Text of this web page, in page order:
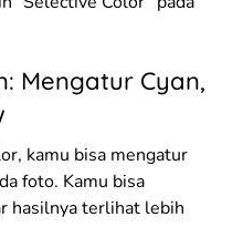
Mengatur Cyan,
kamu bisa mengatur
foto. Kamu bisa
hasilnya terlihat lebih